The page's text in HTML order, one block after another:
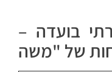
בועדה –